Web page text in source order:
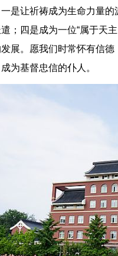
是让祈祷成为生命力量
；四是成为一位“属于天
展。愿我们时常怀有信
为基督忠信的仆人。